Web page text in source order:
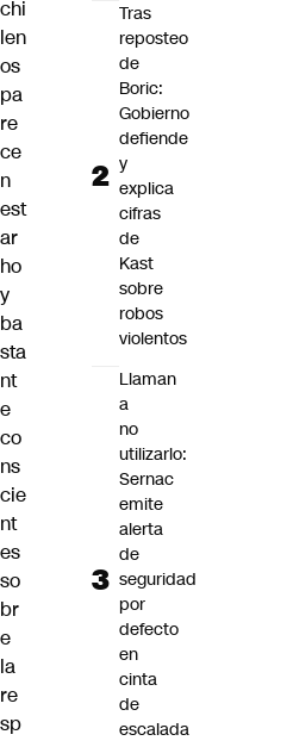
chi
len
os
pa
re
ce
n
est
ar
ho
y
ba
sta
nt
e
co
ns
cie
nt
es
so
br
e
la
re
sp
Tras
reposteo
de
Boric:
Gobierno
defiende
y
explica
cifras
de
Kast
sobre
robos
violentos
Llaman
a
no
utilizarlo:
Sernac
emite
alerta
de
seguridad
por
defecto
en
cinta
de
escalada